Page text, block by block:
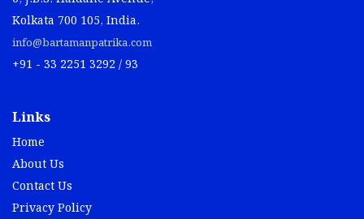
Kolkata 700 105, India.
info@bartamanpatrika.com
+91 - 33 2251 3292 / 93
Links
Home
About Us
Contact Us
Privacy Policy